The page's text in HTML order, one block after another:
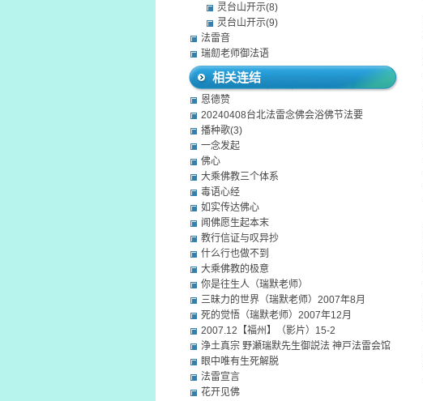
灵台山开示(8)
灵台山开示(9)
法雷音
瑞劎老师御法语
相关连结
恩德赞
20240408台北法雷念佛会浴佛节法要
播种歌(3)
一念发起
佛心
大乘佛教三个体系
毒语心经
如实传达佛心
闻佛愿生起本末
教行信证与叹异抄
什么行也做不到
大乘佛教的极意
你是往生人（瑞默老师）
三昧力的世界（瑞默老师）2007年8月
死的觉悟（瑞默老师）2007年12月
2007.12【福州】（影片）15-2
浄土真宗 野瀬瑞默先生御説法 神戸法雷会馆
眼中唯有生死解脱
法雷宣言
花开见佛